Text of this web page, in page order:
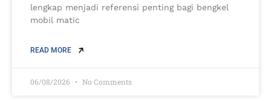
lengkap menjadi referensi penting bagi bengkel
mobil matic
READ MORE
06/08/2026 No Comments